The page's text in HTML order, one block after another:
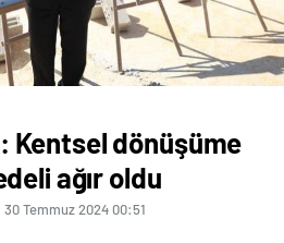
Kentsel dönüşüme
ağır oldu
30 Temmuz 2024 00:51